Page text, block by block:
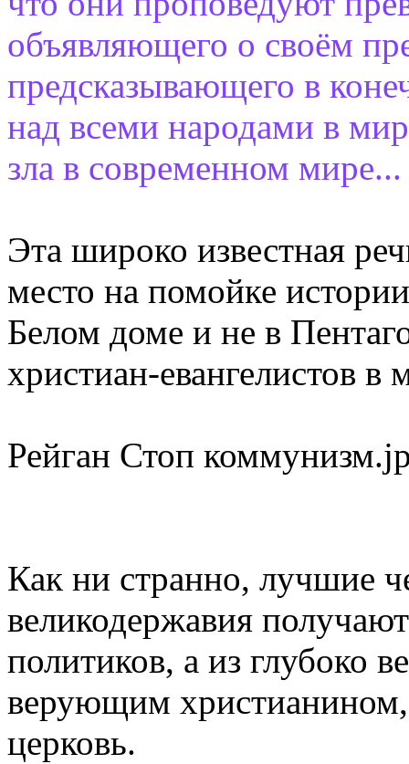
объявляющего о своём
предсказывающего в
над всеми народами в
зла в современном мире...
Эта широко известная
место на помойке
Белом доме и не в
христиан-евангелистов в
Рейган Стоп
Как ни странно, лучшие
великодержавия
политиков, а из глубоко
верующим
церковь.